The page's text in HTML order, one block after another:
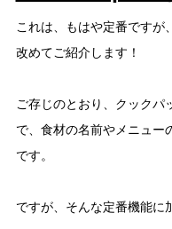
これは、もはや定番ですが
改めてご紹介します！
ご存じのとおり、クックパ
で、食材の名前やメニュー
です。
ですが、そんな定番機能に